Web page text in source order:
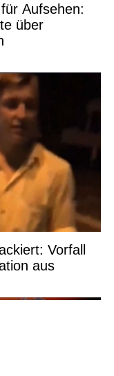
Aufsehen:
über
Vorfall
aus